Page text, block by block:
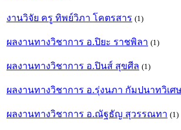
งานวิจัย ครู ทิพย์วิภา โคตรสาร (1)
ผลงานทางวิชาการ อ.ปิยะ ราชพิลา (1)
ผลงานทางวิชาการ อ.ปินส์ สุขศีล (1)
ผลงานทางวิชาการ อ.รุ่งนภา กัมปนาทวิเศ
ผลงานทางวิชาการ อ.ณัฐธัญ สุวรรณทา (1)